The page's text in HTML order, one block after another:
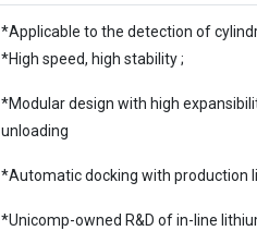
*Applicable to the detection of
*High speed, high stability ;
*Modular design with high
unloading
*Automatic docking with production
*Unicomp-owned R&D of in-line